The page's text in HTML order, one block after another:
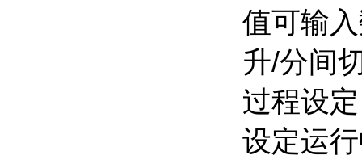
值可输
升/分间
过程设
设定运